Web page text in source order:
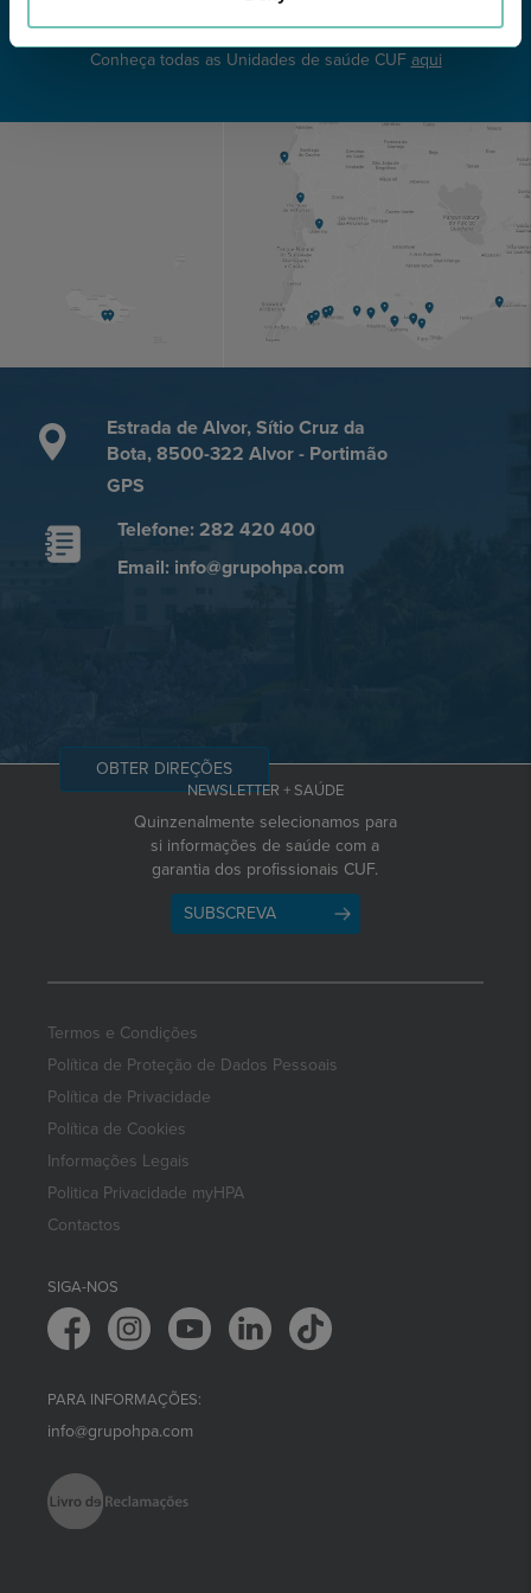
Conheça todas as Unidades de saúde CUF aqui
Estrada de Alvor, Sítio Cruz da
Bota, 8500-322 Alvor - Portimão
GPS
Telefone: 282 420 400
Email: info@grupohpa.com
OBTER DIREÇÕES
NEWSLETTER + SAÚDE
Quinzenalmente selecionamos para
si informações de saúde com a
garantia dos profissionais CUF.
SUBSCREVA
Termos e Condições
Política de Proteção de Dados Pessoais
Política de Privacidade
Política de Cookies
Informações Legais
Politica Privacidade myHPA
Contactos
SIGA-NOS
PARA INFORMAÇÕES:
info@grupohpa.com